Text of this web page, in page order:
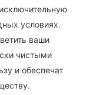
условиях.
ваши
чистыми
и обеспечат